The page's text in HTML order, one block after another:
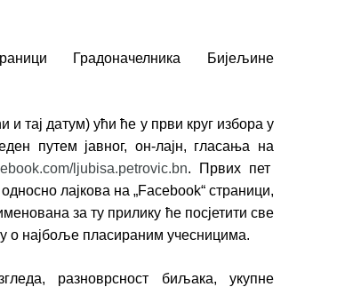
Градоначелника Бијељине
и тај датум) ући ће у први круг избора у
путем јавног, он-лајн, гласања на
ljubisa.petrovic.bn. Првих пет
лајкова на „Facebook“ страници,
за ту прилику ће посјетити све
о најбоље пласираним учесницима.
разноврсност биљака, укупне